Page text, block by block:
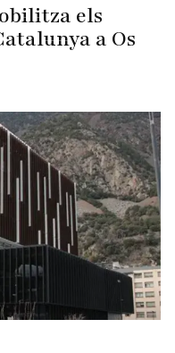
els
a Os